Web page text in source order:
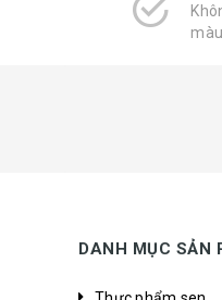
DANH MỤC SẢN